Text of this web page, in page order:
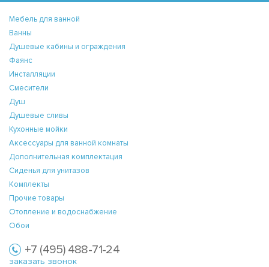
Мебель для ванной
Ванны
Душевые кабины и ограждения
Фаянс
Инсталляции
Смесители
Душ
Душевые сливы
Кухонные мойки
Аксессуары для ванной комнаты
Дополнительная комплектация
Сиденья для унитазов
Комплекты
Прочие товары
Отопление и водоснабжение
Обои
+7 (495) 488-71-24
заказать звонок